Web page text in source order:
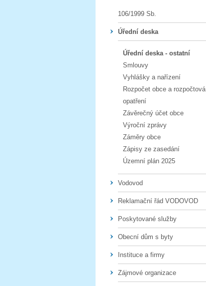
106/1999 Sb.
Úřední deska
Úřední deska - ostatní
Smlouvy
Vyhlášky a nařízení
Rozpočet obce a rozpočtová
opatření
Závěrečný účet obce
Výroční zprávy
Záměry obce
Zápisy ze zasedání
Územní plán 2025
Vodovod
Reklamační řád VODOVOD
Poskytované služby
Obecní dům s byty
Instituce a firmy
Zájmové organizace